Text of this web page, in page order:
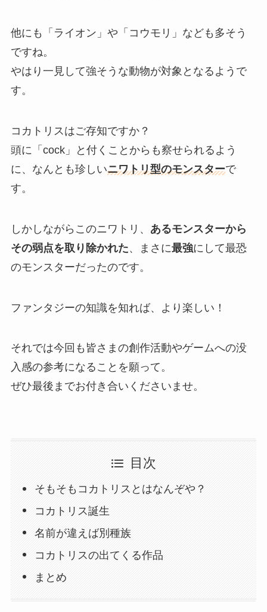
他にも「ライオン」や「コウモリ」なども多そう
ですね。
やはり一見して強そうな動物が対象となるようで
す。
コカトリスはご存知ですか？
頭に「cock」と付くことからも察せられるよう
に、なんとも珍しいニワトリ型のモンスターで
す。
しかしながらこのニワトリ、 あるモンスターから
その弱点を取り除かれた、まさに最強にして最恐
のモンスターだったのです。
ファンタジーの知識を知れば、より楽しい！
それでは今回も皆さまの創作活動やゲームへの没
入感の参考になることを願って。
ぜひ最後までお付き合いくださいませ。
目次
そもそもコカトリスとはなんぞや？
コカトリス誕生
名前が違えば別種族
コカトリスの出てくる作品
まとめ